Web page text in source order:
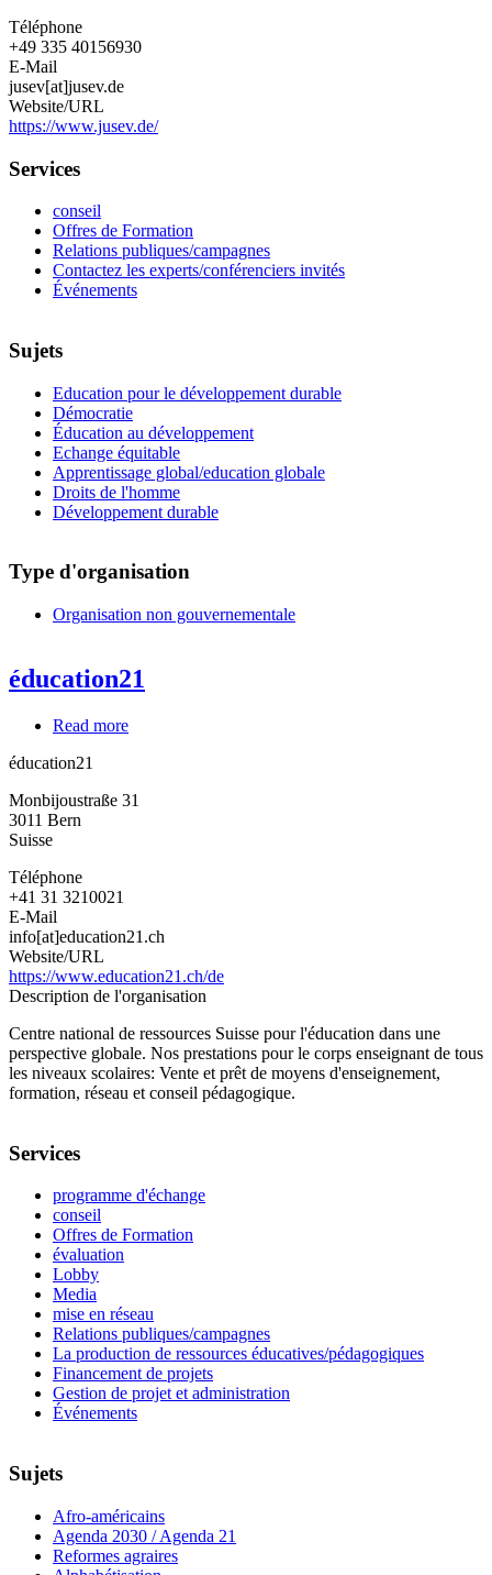
Téléphone
+49 335 40156930
E-Mail
jusev[at]jusev.de
Website/URL
https://www.jusev.de/
Services
conseil
Offres de Formation
Relations publiques/campagnes
Contactez les experts/conférenciers invités
Événements
Sujets
Education pour le développement durable
Démocratie
Éducation au développement
Echange équitable
Apprentissage global/education globale
Droits de l'homme
Développement durable
Type d'organisation
Organisation non gouvernementale
éducation21
Read more
éducation21
Monbijoustraße 31
3011 Bern
Suisse
Téléphone
+41 31 3210021
E-Mail
info[at]education21.ch
Website/URL
https://www.education21.ch/de
Description de l'organisation
Centre national de ressources Suisse pour l'éducation dans une
perspective globale. Nos prestations pour le corps enseignant de tous
les niveaux scolaires: Vente et prêt de moyens d'enseignement,
formation, réseau et conseil pédagogique.
Services
programme d'échange
conseil
Offres de Formation
évaluation
Lobby
Media
mise en réseau
Relations publiques/campagnes
La production de ressources éducatives/pédagogiques
Financement de projets
Gestion de projet et administration
Événements
Sujets
Afro-américains
Agenda 2030 / Agenda 21
Reformes agraires